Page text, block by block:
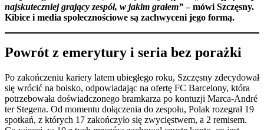
najskuteczniej grający zespół, w jakim grałem”– mówi Szczęsny.
Kibice i media społecznościowe są zachwyceni jego formą.
Powrót z emerytury i seria bez porażki
Po zakończeniu kariery latem ubiegłego roku, Szczęsny zdecydował
się wrócić na boisko, odpowiadając na ofertę FC Barcelony, która
potrzebowała doświadczonego bramkarza po kontuzji Marca-André
ter Stegena. Od momentu dołączenia do zespołu, Polak rozegrał 19
spotkań, z których 17 zakończyło się zwycięstwem, a 2 remisem.